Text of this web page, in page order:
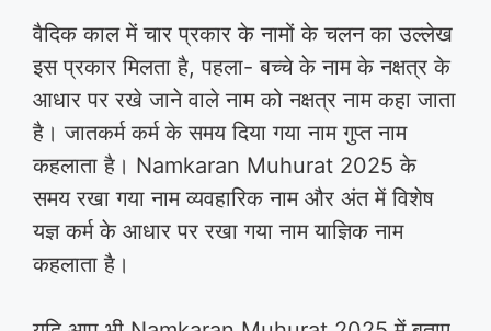
वैदिक काल में चार प्रकार के नामों के चलन का उल्लेख
इस प्रकार मिलता है, पहला- बच्चे के नाम के नक्षत्र के
आधार पर रखे जाने वाले नाम को नक्षत्र नाम कहा जाता
है। जातकर्म कर्म के समय दिया गया नाम गुप्त नाम
कहलाता है। Namkaran Muhurat 2025 के
समय रखा गया नाम व्यवहारिक नाम और अंत में विशेष
यज्ञ कर्म के आधार पर रखा गया नाम याज्ञिक नाम
कहलाता है।